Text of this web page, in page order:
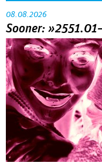
08.08.2026
Sooner: